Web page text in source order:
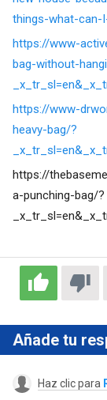
things-what-can-
https://www-
bag-without-
https://www-
heavy-bag/?
https://
a-punching-bag/?
Añade tu
Haz clic para